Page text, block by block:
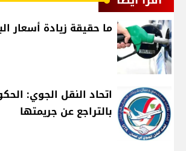
ما حقيقة زيادة أسعار
اتحاد النقل الجوي:
بالتراجع عن جريمتها